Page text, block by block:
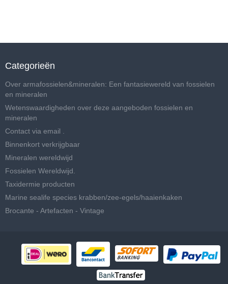
Categorieën
Over armafossielen&mineralen: Een fantasiewereld van fossielen
en mineralen
Wetenswaardigheden over deze aangeboden fossielen en
mineralen
Contact via email .
Binnenkort verkrijgbaar
Mineralen wereldwijd
Fossielen Wereldwijd.
Taxidermie producten
Marine sealife species krabben/zee-egels/haaienkaken
Brocante - Artefacten - Vintage